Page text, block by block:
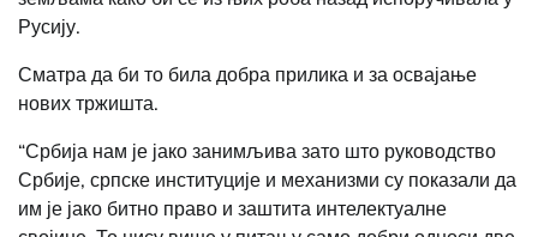
Русију.
Сматра да би то била добра прилика и за освајање
нових тржишта.
“Србија нам је јако занимљива зато што руководство
Србије, српске институције и механизми су показали да
им је јако битно право и заштита интелектуалне